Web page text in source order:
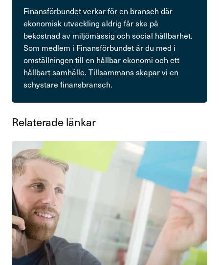
Finansförbundet verkar för en bransch där
ekonomisk utveckling aldrig får ske på
bekostnad av miljömässig och social hållbarhet.
Som medlem i Finansförbundet är du med i
omställningen till en hållbar ekonomi och ett
hållbart samhälle. Tillsammans skapar vi en
schystare finansbransch.
Rela­te­rade länkar